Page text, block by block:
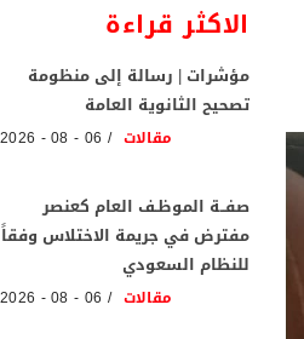
الاكثر قراءة
مؤشرات | رسالة إلى منظومة
تصحيح الثانوية العامة
مقالات 06 - 08 - 2026
صفــة الموظـف العام كعنصر
مفترض في جريمة الاختلاس وفقاً
للنظام السعودي
مقالات 06 - 08 - 2026